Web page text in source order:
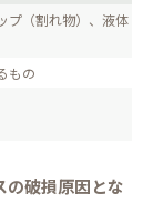
プ（割れ物）、液体
もの
の破損原因とな